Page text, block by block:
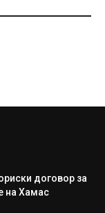
договор за
на Хамас